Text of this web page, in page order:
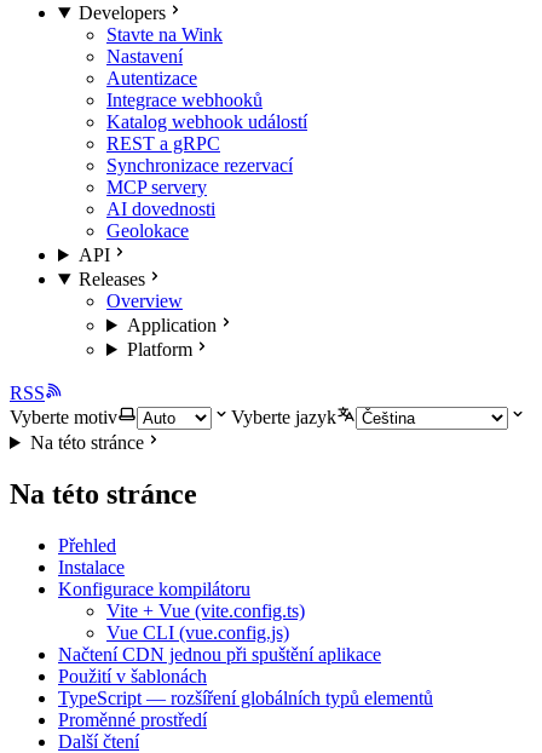
Developers
Stavte na Wink
Nastavení
Autentizace
Integrace webhooků
Katalog webhook událostí
REST a gRPC
Synchronizace rezervací
MCP servery
AI dovednosti
Geolokace
API
Releases
Overview
Application
Platform
RSS
Vyberte motiv
Vyberte jazyk
Na této stránce
Na této stránce
Přehled
Instalace
Konfigurace kompilátoru
Vite + Vue (vite.config.ts)
Vue CLI (vue.config.js)
Načtení CDN jednou při spuštění aplikace
Použití v šablonách
TypeScript — rozšíření globálních typů elementů
Proměnné prostředí
Další čtení